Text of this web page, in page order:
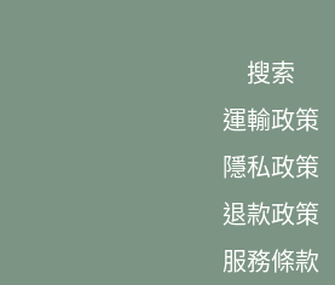
搜索
運輸政策
隱私政策
退款政策
服務條款